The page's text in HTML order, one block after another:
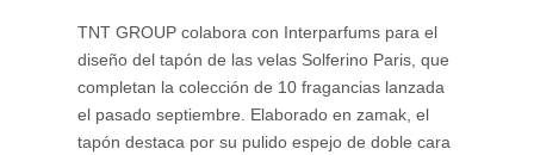
TNT GROUP colabora con Interparfums para el
diseño del tapón de las velas Solferino Paris, que
completan la colección de 10 fragancias lanzada
el pasado septiembre. Elaborado en zamak, el
tapón destaca por su pulido espejo de doble cara